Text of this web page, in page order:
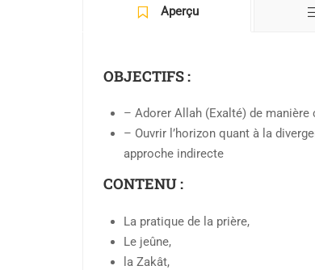
Aperçu
OBJECTIFS :
– Adorer Allah (Exalté) de manière
– Ouvrir l’horizon quant à la
approche indirecte
CONTENU :
La pratique de la prière,
Le jeûne,
la Zakât,